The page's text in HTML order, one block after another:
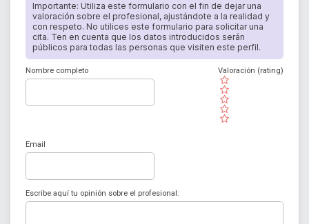
Importante: Utiliza este formulario con el fin de dejar una
valoración sobre el profesional, ajustándote a la realidad y
con respeto. No utilices este formulario para solicitar una
cita. Ten en cuenta que los datos introducidos serán
públicos para todas las personas que visiten este perfil.
Nombre completo
( )
( )
( )
( )
( )
Valoración (rating)
Email
Escribe aquí tu opinión sobre el profesional: